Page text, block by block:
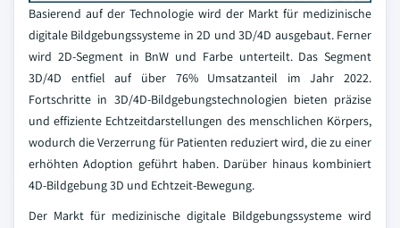
Basierend auf der Technologie wird der Markt für medizinische
digitale Bildgebungssysteme in 2D und 3D/4D ausgebaut. Ferner
wird 2D-Segment in BnW und Farbe unterteilt. Das Segment
3D/4D entfiel auf über 76% Umsatzanteil im Jahr 2022.
Fortschritte in 3D/4D-Bildgebungstechnologien bieten präzise
und effiziente Echtzeitdarstellungen des menschlichen Körpers,
wodurch die Verzerrung für Patienten reduziert wird, die zu einer
erhöhten Adoption geführt haben. Darüber hinaus kombiniert
4D-Bildgebung 3D und Echtzeit-Bewegung.
Der Markt für medizinische digitale Bildgebungssysteme wird